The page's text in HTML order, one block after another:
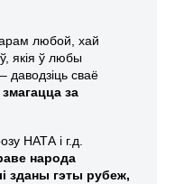
любой, хай
якія ў любы
даводзіць сваё
за
НАТА і г.д.
народа
зданы гэты рубеж,